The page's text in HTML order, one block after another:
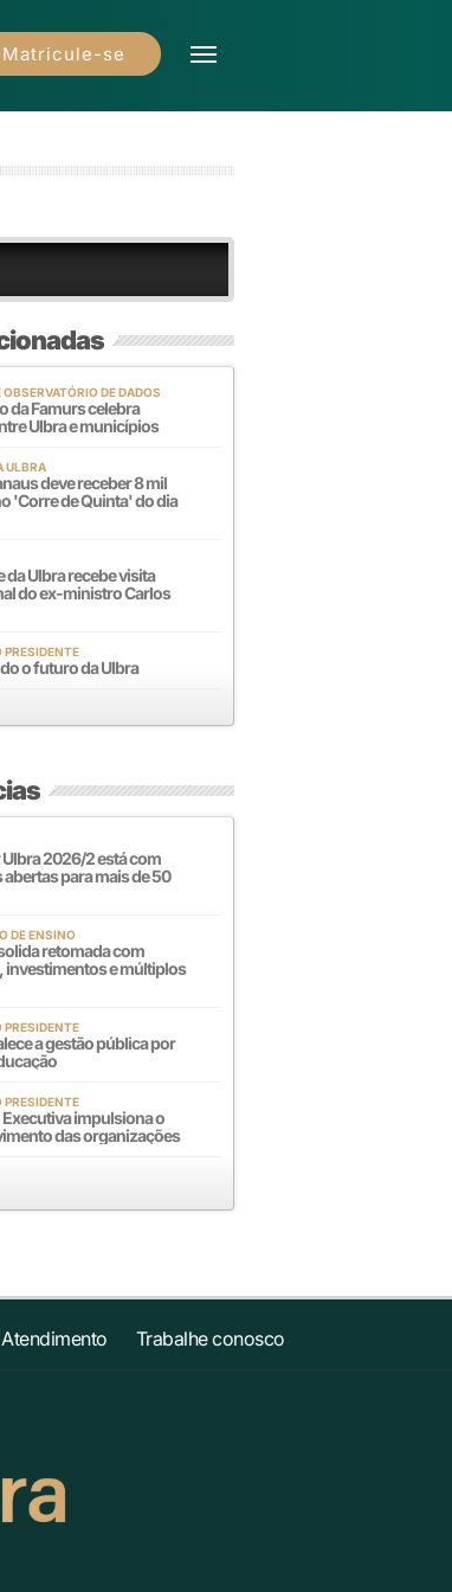
Matricule-se
OBSERVATÓRIO DE DADOS
da Famurs celebra
Ulbra e municípios
ULBRA
deve receber 8 mil
'Corre de Quinta' do dia
da Ulbra recebe visita
do ex-ministro Carlos
PRESIDENTE
o futuro da Ulbra
2026/2 está com
para mais de 50
DE ENSINO
retomada com
investimentos e múltiplos
PRESIDENTE
a gestão pública por
PRESIDENTE
impulsiona o
das organizações
Atendimento Trabalhe conosco